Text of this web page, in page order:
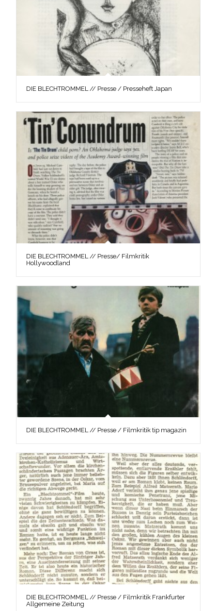
DIE BLECHTROMMEL // Presse / Presseheft Japan
DIE BLECHTROMMEL // Presse/ Filmkritik
Hollywoodland
DIE BLECHTROMMEL // Presse / Filmkritik tip magazin
DIE BLECHTROMMEL // Presse / Filmkritik Frankfurter
Allgemeine Zeitung